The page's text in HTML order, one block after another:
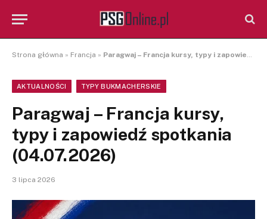
Strona główna » Francja » Paragwaj – Francja kursy, typy i zapowiedź spotkania (04.07.2026)
AKTUALNOŚCI TYPY BUKMACHERSKIE
Paragwaj – Francja kursy,
typy i zapowiedź spotkania
(04.07.2026)
3 lipca 2026